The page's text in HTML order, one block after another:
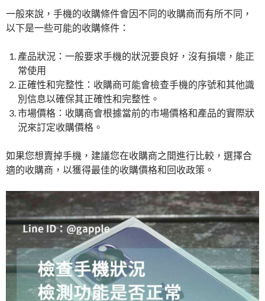
一般來說，手機的收購條件會因不同的收購商而有所不同，
以下是一些可能的收購條件：
產品狀況：一般要求手機的狀況要良好，沒有損壞，能正
常使用
正確性和完整性：收購商可能會檢查手機的序號和其他識
別信息以確保其正確性和完整性。
市場價格：收購商會根據當前的市場價格和產品的實際狀
況來訂定收購價格。
如果您想賣掉手機，建議您在收購商之間進行比較，選擇合
適的收購商，以獲得最佳的收購價格和回收政策。